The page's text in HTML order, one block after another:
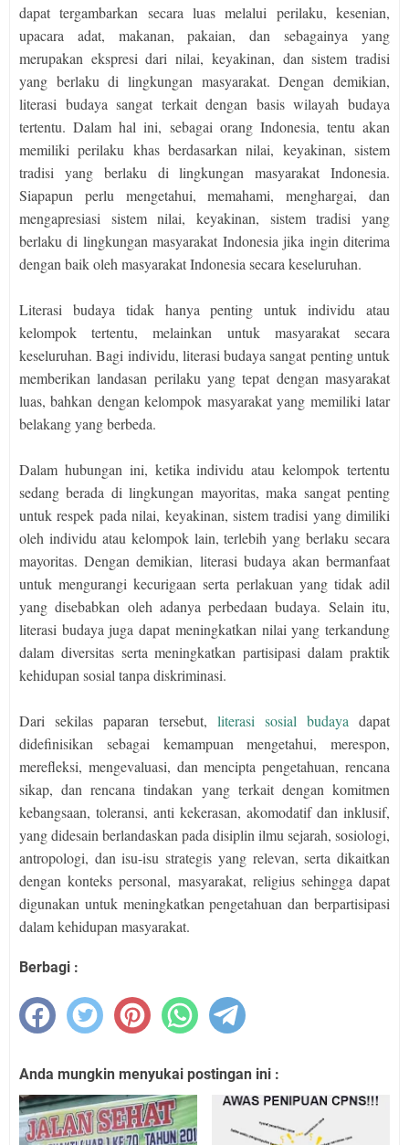
dapat tergambarkan secara luas melalui perilaku, kesenian,
upacara adat, makanan, pakaian, dan sebagainya yang
merupakan ekspresi dari nilai, keyakinan, dan sistem tradisi
yang berlaku di lingkungan masyarakat. Dengan demikian,
literasi budaya sangat terkait dengan basis wilayah budaya
tertentu. Dalam hal ini, sebagai orang Indonesia, tentu akan
memiliki perilaku khas berdasarkan nilai, keyakinan, sistem
tradisi yang berlaku di lingkungan masyarakat Indonesia.
Siapapun perlu mengetahui, memahami, menghargai, dan
mengapresiasi sistem nilai, keyakinan, sistem tradisi yang
berlaku di lingkungan masyarakat Indonesia jika ingin diterima
dengan baik oleh masyarakat Indonesia secara keseluruhan.
Literasi budaya tidak hanya penting untuk individu atau
kelompok tertentu, melainkan untuk masyarakat secara
keseluruhan. Bagi individu, literasi budaya sangat penting untuk
memberikan landasan perilaku yang tepat dengan masyarakat
luas, bahkan dengan kelompok masyarakat yang memiliki latar
belakang yang berbeda.
Dalam hubungan ini, ketika individu atau kelompok tertentu
sedang berada di lingkungan mayoritas, maka sangat penting
untuk respek pada nilai, keyakinan, sistem tradisi yang dimiliki
oleh individu atau kelompok lain, terlebih yang berlaku secara
mayoritas. Dengan demikian, literasi budaya akan bermanfaat
untuk mengurangi kecurigaan serta perlakuan yang tidak adil
yang disebabkan oleh adanya perbedaan budaya. Selain itu,
literasi budaya juga dapat meningkatkan nilai yang terkandung
dalam diversitas serta meningkatkan partisipasi dalam praktik
kehidupan sosial tanpa diskriminasi.
Dari sekilas paparan tersebut, literasi sosial budaya dapat
didefinisikan sebagai kemampuan mengetahui, merespon,
merefleksi, mengevaluasi, dan mencipta pengetahuan, rencana
sikap, dan rencana tindakan yang terkait dengan komitmen
kebangsaan, toleransi, anti kekerasan, akomodatif dan inklusif,
yang didesain berlandaskan pada disiplin ilmu sejarah, sosiologi,
antropologi, dan isu-isu strategis yang relevan, serta dikaitkan
dengan konteks personal, masyarakat, religius sehingga dapat
digunakan untuk meningkatkan pengetahuan dan berpartisipasi
dalam kehidupan masyarakat.
Berbagi :
Anda mungkin menyukai postingan ini :